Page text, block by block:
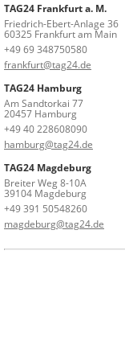
TAG24 Frankfurt a. M.
Friedrich-Ebert-Anlage 36
60325 Frankfurt am Main
+49 69 348750580
frankfurt@tag24.de
TAG24 Hamburg
Am Sandtorkai 77
20457 Hamburg
+49 40 228608090
hamburg@tag24.de
TAG24 Magdeburg
Breiter Weg 8-10A
39104 Magdeburg
+49 391 50548260
magdeburg@tag24.de